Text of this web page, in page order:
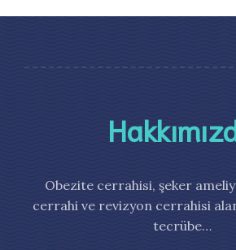
Obezite cerrahisi, şeker
cerrahi ve revizyon cerrahisi
tecrübe…